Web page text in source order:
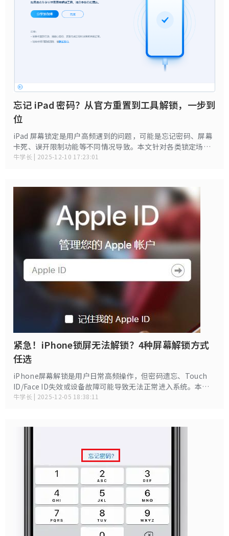
忘记 iPad 密码？从官方重置到工具解锁，一步到
位
iPad 屏幕锁定是用户高频遇到的问题，可能是忘记密码、屏幕
卡死、误开限制功能等不同情况导致。本文针对各类锁定场
景，提供从简单操作到专业修复的完整解决方案，帮你快速恢
牛学长 | 2025-12-10 17:23:01
紧急！iPhone锁屏无法解锁？4种屏幕解锁方式
任选
iPhone屏幕解锁是用户日常高频操作，但密码遗忘、Touch
ID/Face ID失效或设备故障可能导致无法正常进入系统。本文
系统梳理4种主流解锁方法，帮助用户解决烦恼。
牛学长 | 2025-12-05 18:38:11